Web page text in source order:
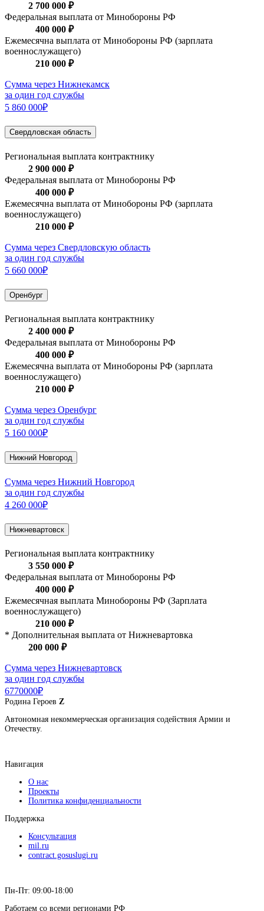
2 700 000 ₽
Федеральная выплата от Минобороны РФ
400 000 ₽
Ежемесячна выплата от Минобороны РФ (зарплата
военнослужащего)
210 000 ₽
Сумма через Нижнекамск
за один год службы
5 860 000₽
Свердловская область
Региональная выплата контрактнику
2 900 000 ₽
Федеральная выплата от Минобороны РФ
400 000 ₽
Ежемесячна выплата от Минобороны РФ (зарплата
военнослужащего)
210 000 ₽
Сумма через Свердловскую область
за один год службы
5 660 000₽
Оренбург
Региональная выплата контрактнику
2 400 000 ₽
Федеральная выплата от Минобороны РФ
400 000 ₽
Ежемесячна выплата от Минобороны РФ (зарплата
военнослужащего)
210 000 ₽
Сумма через Оренбург
за один год службы
5 160 000₽
Нижний Новгород
Сумма через Нижний Новгород
за один год службы
4 260 000₽
Нижневартовск
Региональная выплата контрактнику
3 550 000 ₽
Федеральная выплата от Минобороны РФ
400 000 ₽
Ежемесячная выплата Минобороны РФ (Зарплата
военнослужащего)
210 000 ₽
* Дополнительная выплата от Нижневартовка
200 000 ₽
Сумма через Нижневартовск
за один год службы
6770000₽
Родина Героев Z
Автономная некоммерческая организация содействия Армии и
Отечеству.
Навигация
О нас
Проекты
Политика конфиденциальности
Поддержка
Консультация
mil.ru
contract.gosuslugi.ru
Пн-Пт: 09:00-18:00
Работаем со всеми регионами РФ